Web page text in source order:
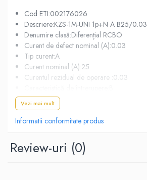
Cod ETI:002176026
Descriere:KZS-1M-UNI 1p+N A B25/0.03
Denumire clasă:Diferențial RCBO
Curent de defect nominal (A):0.03
Tip curent:A
Curent nominal (A):25
Curentul rezidual de operare :0.03
Tip:A
Număr de poli:1+N
Capacitatea de rupere (kA):6
Frecvență nominală (Hz):50/60
Secțiune transversală nominală:1...10
Vezi mai mult
Informatii conformitate produs
Review-uri (0)